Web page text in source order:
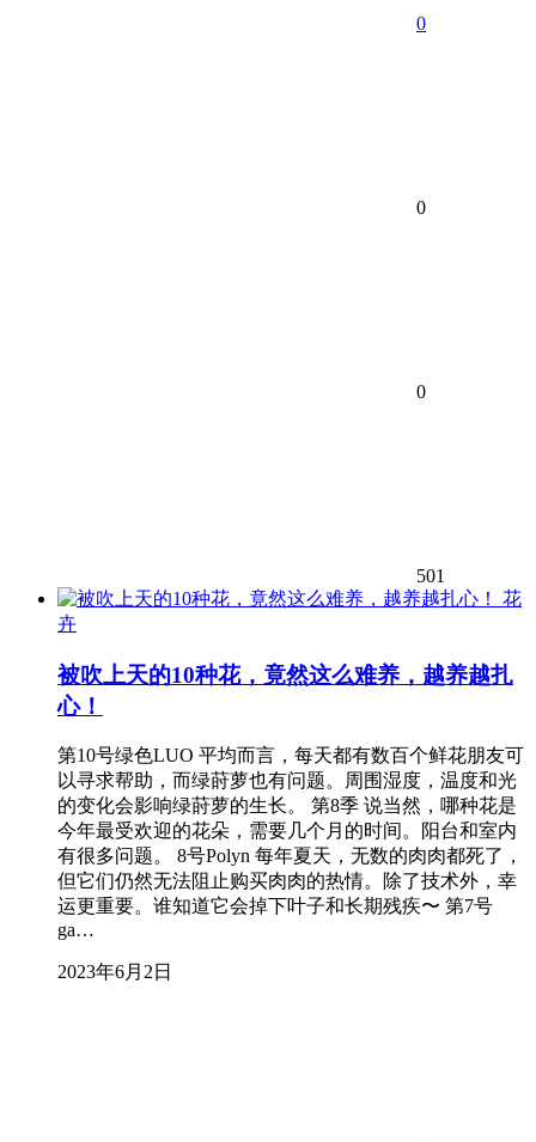
0
0
0
501
花
卉
被吹上天的10种花，竟然这么难养，越养越扎
心！
第10号绿色LUO 平均而言，每天都有数百个鲜花朋友可
以寻求帮助，而绿莳萝也有问题。周围湿度，温度和光
的变化会影响绿莳萝的生长。 第8季 说当然，哪种花是
今年最受欢迎的花朵，需要几个月的时间。阳台和室内
有很多问题。 8号Polyn 每年夏天，无数的肉肉都死了，
但它们仍然无法阻止购买肉肉的热情。除了技术外，幸
运更重要。谁知道它会掉下叶子和长期残疾〜 第7号
ga…
2023年6月2日